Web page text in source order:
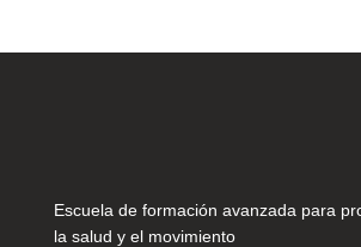
Escuela de formación avanzada para
la salud y el movimiento